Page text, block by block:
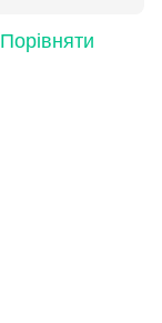
Порівняти